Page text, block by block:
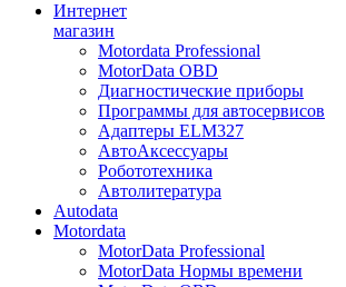
Интернет
магазин
Motordata Professional
MotorData OBD
Диагностические приборы
Программы для автосервисов
Адаптеры ELM327
АвтоАксессуары
Робототехника
Автолитература
Autodata
Motordata
MotorData Professional
MotorData Нормы времени